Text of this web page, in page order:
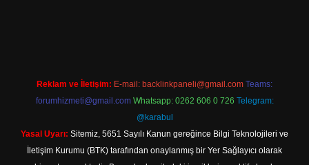
Reklam ve İletişim: E-mail: backlinkpaneli@gmail.com Teams:
forumhizmeti@gmail.com Whatsapp: 0262 606 0 726 Telegram:
@karabul
Yasal Uyarı: Sitemiz, 5651 Sayılı Kanun gereğince Bilgi Teknolojileri ve
İletişim Kurumu (BTK) tarafından onaylanmış bir Yer Sağlayıcı olarak